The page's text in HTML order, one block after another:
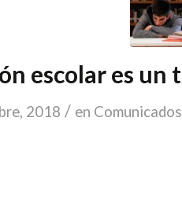
escolar es
2018 / en